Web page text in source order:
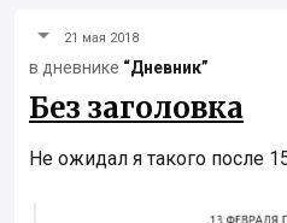
21 мая 2018
в дневнике “Дневник”
Без заголовка
Не ожидал я такого после